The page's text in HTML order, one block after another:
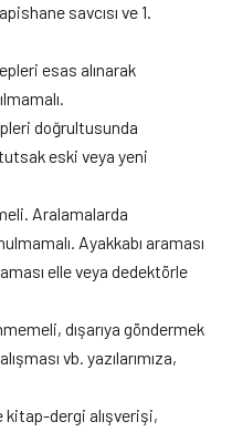
savcısı ve 1.
esas alınarak
doğrultusunda
eski veya yeni
Aralamalarda
Ayakkabı araması
elle veya dedektörle
dışarıya göndermek
vb. yazılarımıza,
kitap-dergi alışverişi,